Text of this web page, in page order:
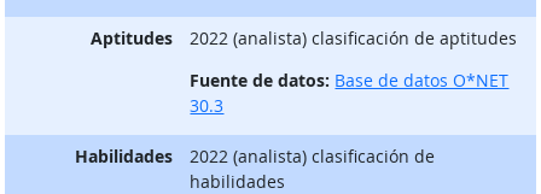
Aptitudes
2022 (analista) clasificación de aptitudes
Fuente de datos: Base de datos O*NET
30.3
Habilidades
2022 (analista) clasificación de
habilidades